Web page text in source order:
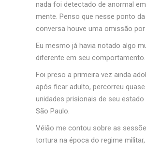
nada foi detectado de anormal
mente. Penso que nesse ponto
conversa houve uma omissão por
Eu mesmo já havia notado algo
diferente em seu comportamento.
Foi preso a primeira vez ainda
após ficar adulto, percorreu
unidades prisionais de seu estado
São Paulo.
Véião me contou sobre as
tortura na época do regime